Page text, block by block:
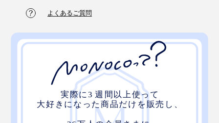
よくあるご質問